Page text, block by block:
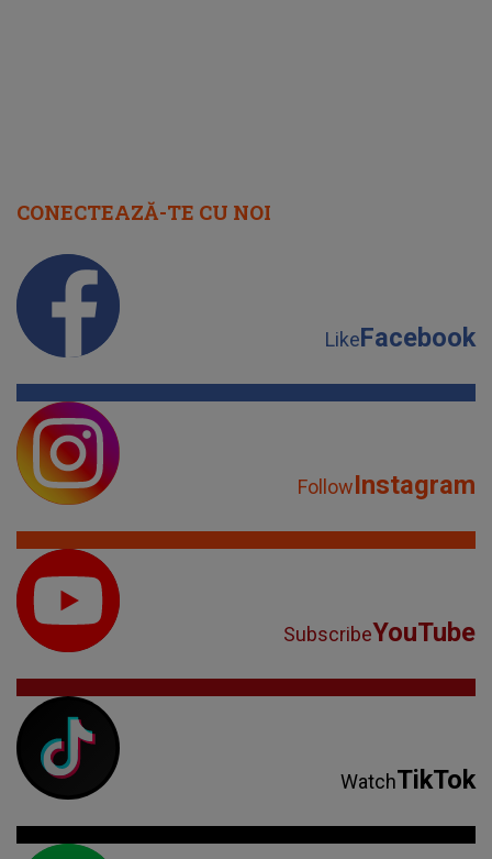
CONECTEAZĂ-TE CU NOI
LikeFacebook
FollowInstagram
SubscribeYouTube
WatchTikTok